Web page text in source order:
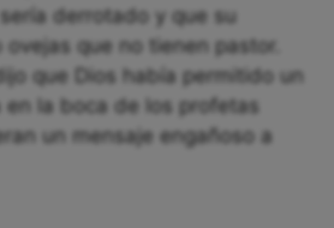
derrotado y que su
que no tienen pastor.
que Dios había permitido un
la boca de los profetas
un mensaje engañoso a